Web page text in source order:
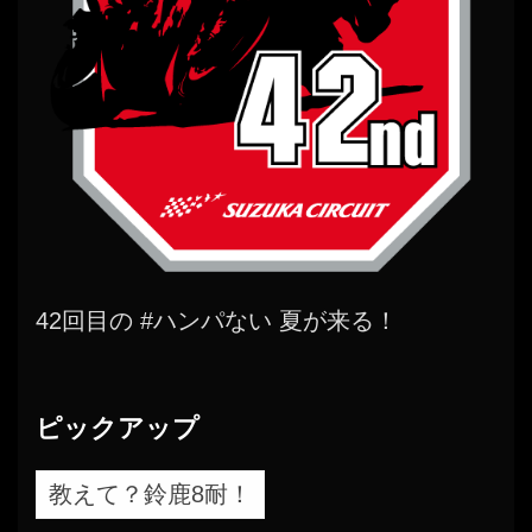
42回目の #ハンパない 夏が来る！
ピックアップ
教えて？鈴鹿8耐！